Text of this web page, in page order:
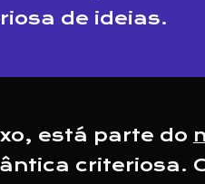
de ideias.
está parte do
criteriosa.